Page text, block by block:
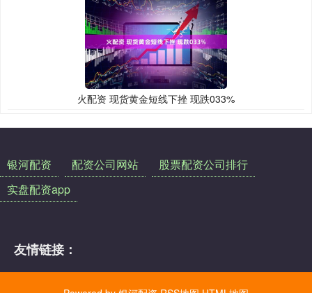
火配资 现货黄金短线下挫 现跌033%
银河配资 配资公司网站
股票配资公司排行
实盘配资app
友情链接：